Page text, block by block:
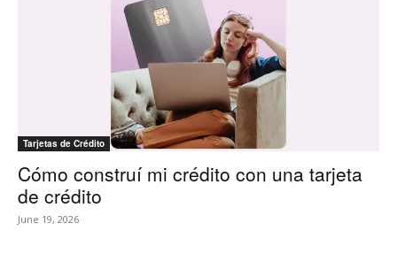
Tarjetas de Crédito
Cómo construí mi crédito con una tarjeta
de crédito
June 19, 2026